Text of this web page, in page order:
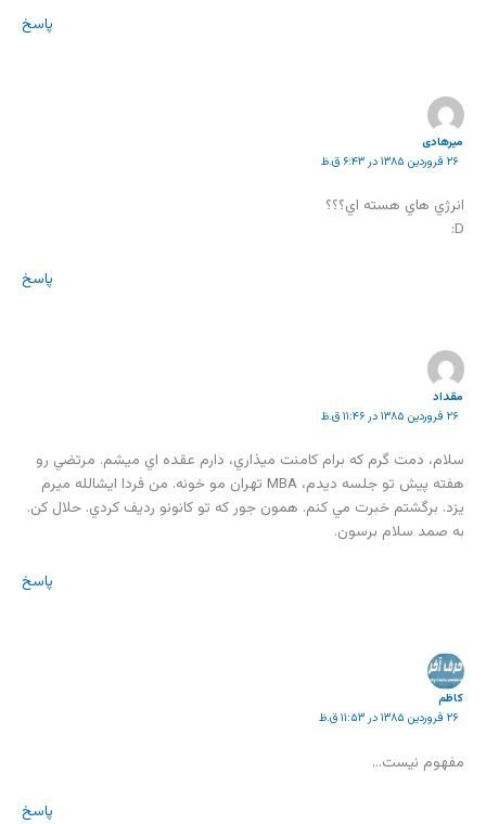
پاسخ
میرهادی
۲۶ فروردین ۱۳۸۵ در ۶:۴۳ ق.ظ
انرژي هاي هسته اي؟؟؟
D:
پاسخ
مقداد
۲۶ فروردین ۱۳۸۵ در ۱۱:۴۶ ق.ظ
سلام، دمت گرم که برام کامنت ميذاري، دارم عقده اي ميشم. مرتضي رو
هفته پيش تو جلسه ديدم، MBA تهران مو خونه. من فردا ايشالله ميرم
يزد. برگشتم خبرت مي کنم. همون جور که تو کانونو رديف کردي. حلال کن.
به صمد سلام برسون.
پاسخ
كاظم
۲۶ فروردین ۱۳۸۵ در ۱۱:۵۳ ق.ظ
مفهوم نيست…
پاسخ